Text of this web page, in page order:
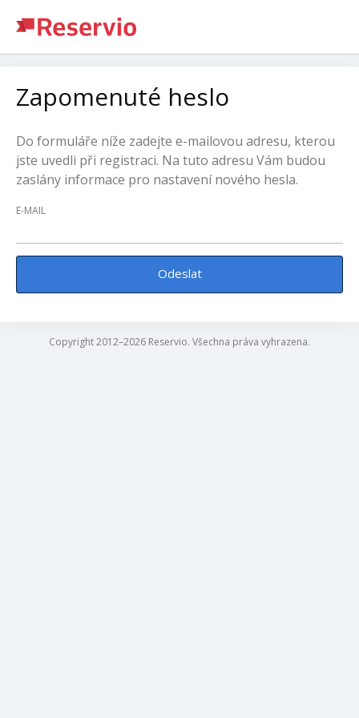
Zapomenuté heslo
Do formuláře níže zadejte e-mailovou adresu, kterou
jste uvedli při registraci. Na tuto adresu Vám budou
zaslány informace pro nastavení nového hesla.
E-MAIL
Odeslat
Copyright 2012–2026 Reservio. Všechna práva vyhrazena.